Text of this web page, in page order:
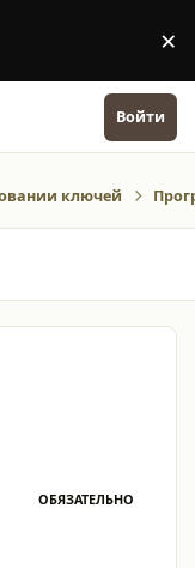
×
Войти
ключей
ОБЯЗАТЕЛЬНО